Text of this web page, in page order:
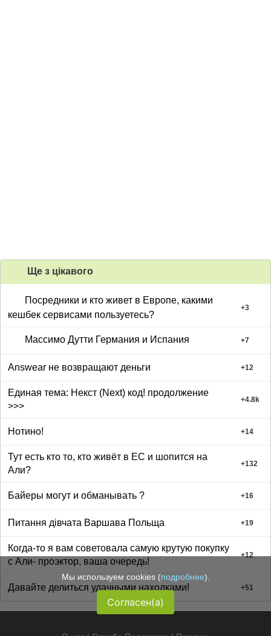
Ще з цiкавого
Посредники и кто живет в Европе, какими
кешбек сервисами пользуетесь?
+3
Массимо Дутти Германия и Испания +7
Answear не возвращают деньги +12
Единая тема: Некст (Next) код! продолжение
>>>
+4.8k
Нотино! +14
Тут есть кто то, кто живёт в ЕС и шопится на
Али?
+132
Байеры могут и обманывать ? +16
Питання дівчата Варшава Польща +19
Когда-то я вам советовала самую крутую покупку
с Али- проэктор, ваша очередь!
+12
Давайте делиться удачными находками! +51
Мы используем cookies (подробнее).
Согласен(а)